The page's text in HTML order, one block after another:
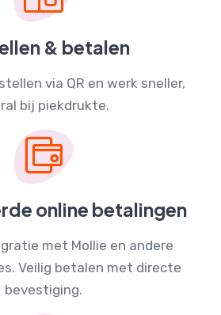
& betalen
via QR en werk sneller,
bij piekdrukte.
online betalingen
met Mollie en andere
Veilig betalen met directe
bevestiging.